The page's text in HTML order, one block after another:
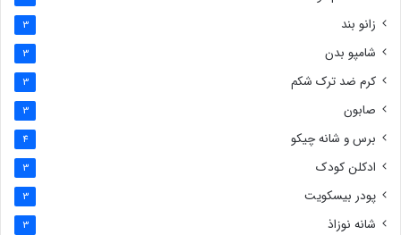
زانو بند 3
شامپو بدن 3
کرم ضد ترک شکم 3
صابون 3
برس و شانه چیکو 4
ادکلن کودک 3
پودر بیسکویت 3
شانه نوزاذ 3